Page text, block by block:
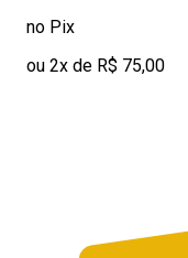
no Pix
ou 2x de R$ 75,00